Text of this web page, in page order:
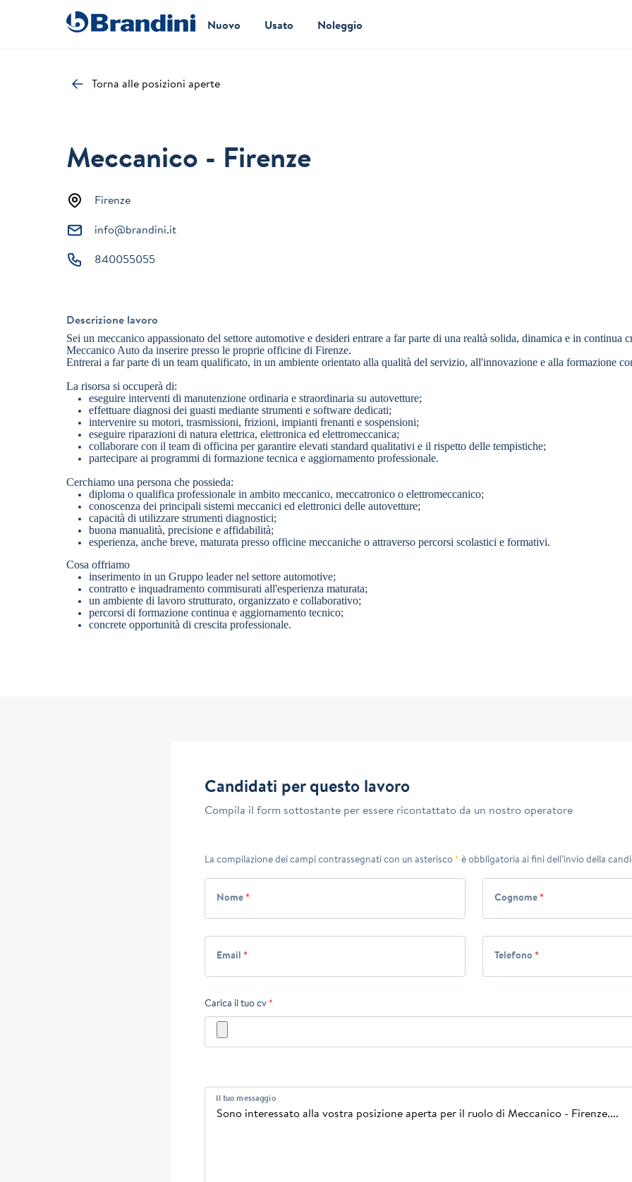
Nuovo Usato Noleggio
Torna alle posizioni aperte
Meccanico - Firenze
Firenze
info@brandini.it
840055055
Descrizione lavoro
Sei un meccanico appassionato del settore automotive e desideri entrare a far parte di una realtà solida, dinamica e in
Meccanico Auto da inserire presso le proprie officine di Firenze.
Entrerai a far parte di un team qualificato, in un ambiente orientato alla qualità del servizio, all'innovazione e alla formazione
La risorsa si occuperà di:
eseguire interventi di manutenzione ordinaria e straordinaria su autovetture;
effettuare diagnosi dei guasti mediante strumenti e software dedicati;
intervenire su motori, trasmissioni, frizioni, impianti frenanti e sospensioni;
eseguire riparazioni di natura elettrica, elettronica ed elettromeccanica;
collaborare con il team di officina per garantire elevati standard qualitativi e il rispetto delle tempistiche;
partecipare ai programmi di formazione tecnica e aggiornamento professionale.
Cerchiamo una persona che possieda:
diploma o qualifica professionale in ambito meccanico, meccatronico o elettromeccanico;
conoscenza dei principali sistemi meccanici ed elettronici delle autovetture;
capacità di utilizzare strumenti diagnostici;
buona manualità, precisione e affidabilità;
esperienza, anche breve, maturata presso officine meccaniche o attraverso percorsi scolastici e formativi.
Cosa offriamo
inserimento in un Gruppo leader nel settore automotive;
contratto e inquadramento commisurati all'esperienza maturata;
un ambiente di lavoro strutturato, organizzato e collaborativo;
percorsi di formazione continua e aggiornamento tecnico;
concrete opportunità di crescita professionale.
Candidati per questo lavoro
Compila il form sottostante per essere ricontattato da un nostro operatore
La compilazione dei campi contrassegnati con un asterisco * è obbligatoria ai fini dell’invio della
Nome * Cognome *
Email * Telefono *
Carica il tuo cv *
Il tuo messaggio